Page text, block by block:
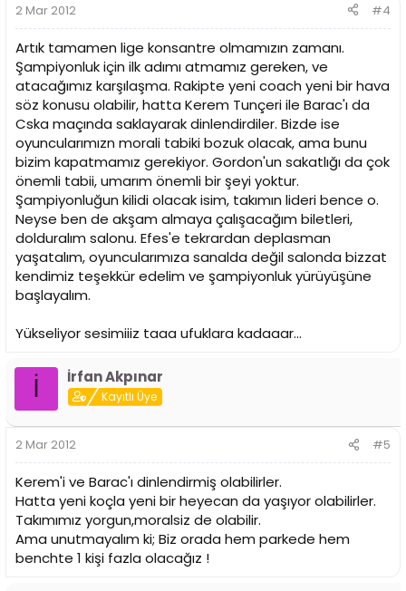
2 Mar 2012 #4
Artık tamamen lige konsantre olmamızın zamanı.
Şampiyonluk için ilk adımı atmamız gereken, ve
atacağımız karşılaşma. Rakipte yeni coach yeni bir hava
söz konusu olabilir, hatta Kerem Tunçeri ile Barac'ı da
Cska maçında saklayarak dinlendirdiler. Bizde ise
oyuncularımızn morali tabiki bozuk olacak, ama bunu
bizim kapatmamız gerekiyor. Gordon'un sakatlığı da çok
önemli tabii, umarım önemli bir şeyi yoktur.
Şampiyonluğun kilidi olacak isim, takımın lideri bence o.
Neyse ben de akşam almaya çalışacağım biletleri,
dolduralım salonu. Efes'e tekrardan deplasman
yaşatalım, oyuncularımıza sanalda değil salonda bizzat
kendimiz teşekkür edelim ve şampiyonluk yürüyüşüne
başlayalım.
Yükseliyor sesimiiiz taaa ufuklara kadaaar...
İ İrfan Akpınar
Kayıtlı Üye
2 Mar 2012 #5
Kerem'i ve Barac'ı dinlendirmiş olabilirler.
Hatta yeni koçla yeni bir heyecan da yaşıyor olabilirler.
Takımımız yorgun,moralsiz de olabilir.
Ama unutmayalım ki; Biz orada hem parkede hem
benchte 1 kişi fazla olacağız !